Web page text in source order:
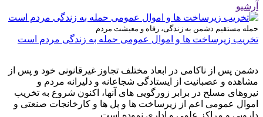
آرشیو
حمله مستقیم دشمن به زندگی، رفاه و معیشت مردم
تخریب زیرساخت ها و اموال عمومی حمله به زندگی مردم است
دشمن پس از ناکامی در ابعاد مختلف تجاوز غیرقانونی خود و پس از
مشاهده و عصبانیت از ایستادگی شجاعانه و دلیرانه مردم و
نیروهای مسلح در برابر زورگویی های آنها، اکنون شروع به تخریب
اموال عمومی اعم از زیرساخت ها و پل ها و کارخانجات صنعتی و
دارویی و مراکز علمی و اداری نموده است